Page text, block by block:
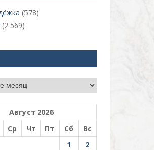
(578)
(2 569)
Август 2026
Ср Чт Пт Сб
Вс
1
2